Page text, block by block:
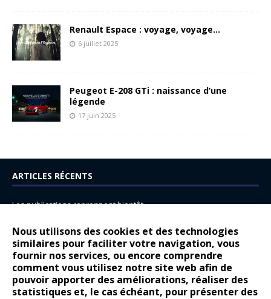
Nous utilisons des cookies et des technologies
similaires pour faciliter votre navigation, vous
fournir nos services, ou encore comprendre
comment vous utilisez notre site web afin de
pouvoir apporter des améliorations, réaliser des
statistiques et, le cas échéant, pour présenter des
Renault Espace : voyage, voyage…
6 juillet 2025
Peugeot E-208 GTi : naissance d’une
légende
17 juin 2025
ARTICLES RÉCENTS
Les publications reprennent bientôt…
14 juillet : nouveau film de marque pour Citroën
Renault Espace : voyage, voyage…
Peugeot E-208 GTi : naissance d’une légende